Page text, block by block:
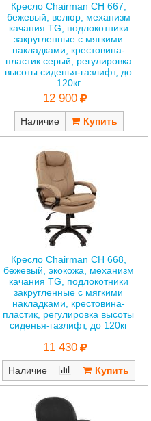
Кресло Chairman CH 667,
бежевый, велюр, механизм
качания TG, подлокотники
закругленные с мягкими
накладками, крестовина-
пластик серый, регулировка
высоты сиденья-газлифт, до
120кг
12 900
Наличие
Кресло Chairman CH 668,
бежевый, экокожа, механизм
качания TG, подлокотники
закругленные с мягкими
накладками, крестовина-
пластик, регулировка высоты
сиденья-газлифт, до 120кг
11 430
Наличие